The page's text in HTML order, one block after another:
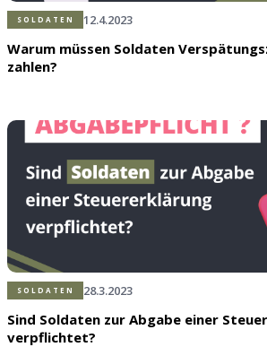
SOLDATEN 12.4.2023
Warum müssen Soldaten
zahlen?
SOLDATEN 28.3.2023
Sind Soldaten zur Abgabe einer
verpflichtet?